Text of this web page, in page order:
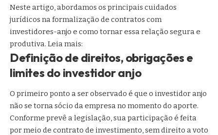
Neste artigo, abordamos os principais cuidados
jurídicos na formalização de contratos com
investidores-anjo e como tornar essa relação segura e
produtiva. Leia mais:
Definição de direitos, obrigações e
limites do investidor anjo
O primeiro ponto a ser observado é que o investidor anjo
não se torna sócio da empresa no momento do aporte.
Conforme prevê a legislação, sua participação é feita
por meio de contrato de investimento, sem direito a voto